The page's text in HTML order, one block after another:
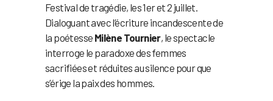
Festival de tragédie, les 1er et 2 juillet.
Dialoguant avec l’écriture incandescente de
la poétesse Milène Tournier, le spectacle
interroge le paradoxe des femmes
sacrifiées et réduites au silence pour que
s’érige la paix des hommes.